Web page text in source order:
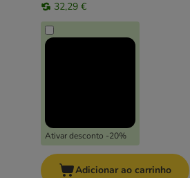
32,29 €
Ativar desconto -20%
Adicionar ao carrinho